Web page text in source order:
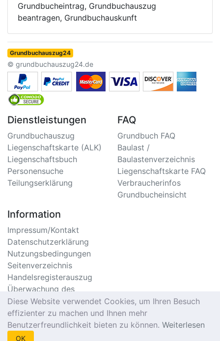
Grundbucheintrag, Grundbuchauszug
beantragen, Grundbuchauskunft
Grundbuchauszug24
© grundbuchauszug24.de
Dienstleistungen
Grundbuchauszug
Liegenschaftskarte (ALK)
Liegenschaftsbuch
Personensuche
Teilungserklärung
FAQ
Grundbuch FAQ
Baulast /
Baulastenverzeichnis
Liegenschaftskarte FAQ
Verbraucherinfos
Grundbucheinsicht
Information
Impressum/Kontakt
Datenschutzerklärung
Nutzungsbedingungen
Seitenverzeichnis
Handelsregisterauszug
Überwachung des
Handelsregister
Meldebescheinigung
Online
Einwohnermeldeamt
Diese Website verwendet Cookies, um Ihren Besuch
effizienter zu machen und Ihnen mehr
Benutzerfreundlichkeit bieten zu können. Weiterlesen
OK